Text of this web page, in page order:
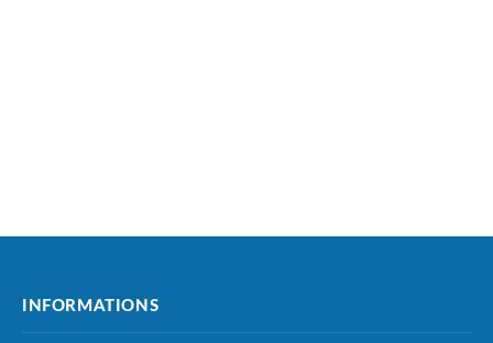
INFORMATIONS